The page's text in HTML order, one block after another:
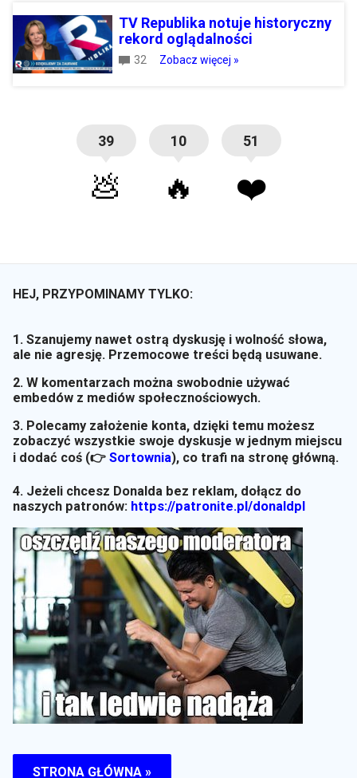
TV Republika notuje historyczny
rekord oglądalności
32 Zobacz więcej »
39
💩
10
🔥
51
❤️
HEJ, PRZYPOMINAMY TYLKO:
1. Szanujemy nawet ostrą dyskusję i wolność słowa,
ale nie agresję. Przemocowe treści będą usuwane.
2. W komentarzach można swobodnie używać
embedów z mediów społecznościowych.
3. Polecamy założenie konta, dzięki temu możesz
zobaczyć wszystkie swoje dyskusje w jednym miejscu
i dodać coś (👉 Sortownia), co trafi na stronę główną.
4. Jeżeli chcesz Donalda bez reklam, dołącz do
naszych patronów: https://patronite.pl/donaldpl
STRONA GŁÓWNA »